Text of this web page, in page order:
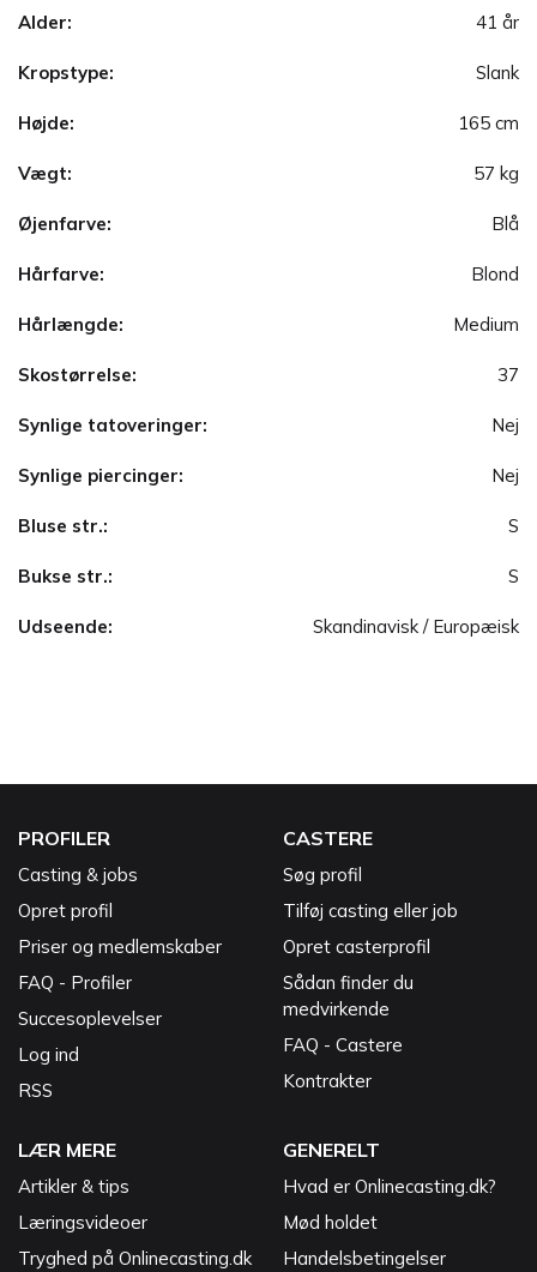
Alder: 41 år
Kropstype: Slank
Højde: 165 cm
Vægt: 57 kg
Øjenfarve: Blå
Hårfarve: Blond
Hårlængde: Medium
Skostørrelse: 37
Synlige tatoveringer: Nej
Synlige piercinger: Nej
Bluse str.: S
Bukse str.: S
Udseende: Skandinavisk / Europæisk
PROFILER
Casting & jobs
Opret profil
Priser og medlemskaber
FAQ - Profiler
Succesoplevelser
Log ind
RSS
CASTERE
Søg profil
Tilføj casting eller job
Opret casterprofil
Sådan finder du
medvirkende
FAQ - Castere
Kontrakter
LÆR MERE
Artikler & tips
Læringsvideoer
Tryghed på Onlinecasting.dk
GENERELT
Hvad er Onlinecasting.dk?
Mød holdet
Handelsbetingelser